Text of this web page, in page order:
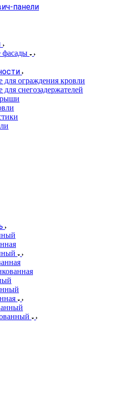
панели
фасады
ограждения кровли
снегозадержателей